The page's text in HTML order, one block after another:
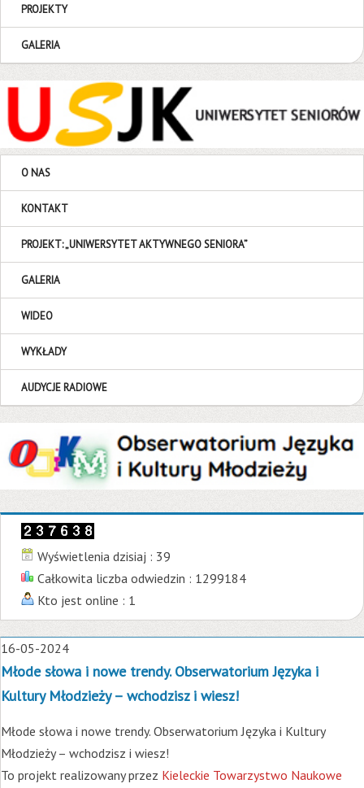
PROJEKTY
GALERIA
O NAS
KONTAKT
PROJEKT: „UNIWERSYTET AKTYWNEGO SENIORA”
GALERIA
WIDEO
WYKŁADY
AUDYCJE RADIOWE
Wyświetlenia dzisiaj : 39
Całkowita liczba odwiedzin : 1299184
Kto jest online : 1
16-05-2024
Młode słowa i nowe trendy. Obserwatorium Języka i
Kultury Młodzieży – wchodzisz i wiesz!
Młode słowa i nowe trendy. Obserwatorium Języka i Kultury
Młodzieży – wchodzisz i wiesz!
To projekt realizowany przez Kieleckie Towarzystwo Naukowe